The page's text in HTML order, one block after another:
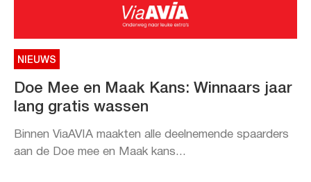
NIEUWS
Doe Mee en Maak Kans: Winnaars jaar
lang gratis wassen
Binnen ViaAVIA maakten alle deelnemende spaarders
aan de Doe mee en Maak kans...